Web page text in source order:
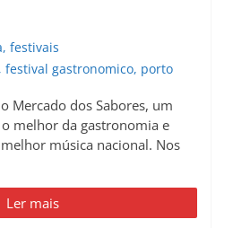
, festivais
, festival gastronomico, porto
Mercado dos Sabores, um
melhor da gastronomia e
música nacional. Nos
Ler mais